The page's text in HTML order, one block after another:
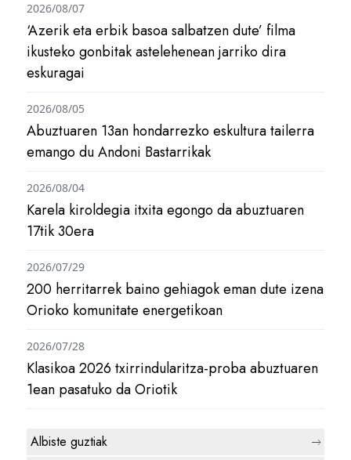
‘Azerik eta erbik basoa salbatzen dute’ filma
ikusteko gonbitak astelehenean jarriko dira
eskuragai
2026/08/07
Abuztuaren 13an hondarrezko eskultura tailerra
emango du Andoni Bastarrikak
2026/08/05
Karela kiroldegia itxita egongo da abuztuaren
17tik 30era
2026/08/04
200 herritarrek baino gehiagok eman dute izena
Orioko komunitate energetikoan
2026/07/29
Klasikoa 2026 txirrindularitza-proba abuztuaren
1ean pasatuko da Oriotik
2026/07/28
Albiste guztiak